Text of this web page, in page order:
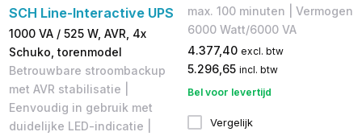
SCH Line-Interactive UPS
1000 VA / 525 W, AVR, 4x
Schuko, torenmodel
Betrouwbare stroombackup
met AVR stabilisatie |
Eenvoudig in gebruik met
duidelijke LED-indicatie |
max. 100 minuten | Vermogen
6000 Watt/6000 VA
4.377,40 excl. btw
5.296,65 incl. btw
Bel voor levertijd
Vergelijk